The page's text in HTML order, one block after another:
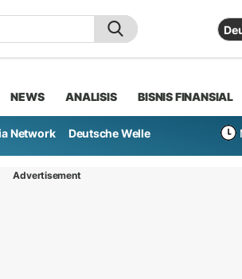
NEWS ANALISIS BISNIS FINANSIAL
Network Deutsche Welle
Advertisement